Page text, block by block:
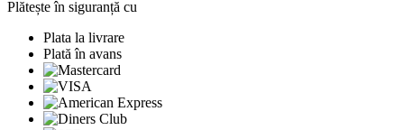
Plătește în siguranță cu
Plata la livrare
Plată în avans